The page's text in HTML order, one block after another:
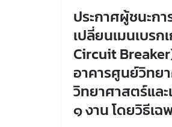
ประกาศผู้ชนะกา
เปลี่ยนเมนเบรก
Circuit
อาคารศูนย์วิทย
วิทยาศาสตร์และ
๑ งาน โดยวิธีเฉพ